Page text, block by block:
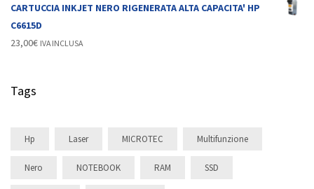
CARTUCCIA INKJET NERO RIGENERATA ALTA CAPACITA' HP
C6615D
23,00€ IVA INCLUSA
Tags
Hp Laser MICROTEC Multifunzione
Nero NOTEBOOK RAM SSD